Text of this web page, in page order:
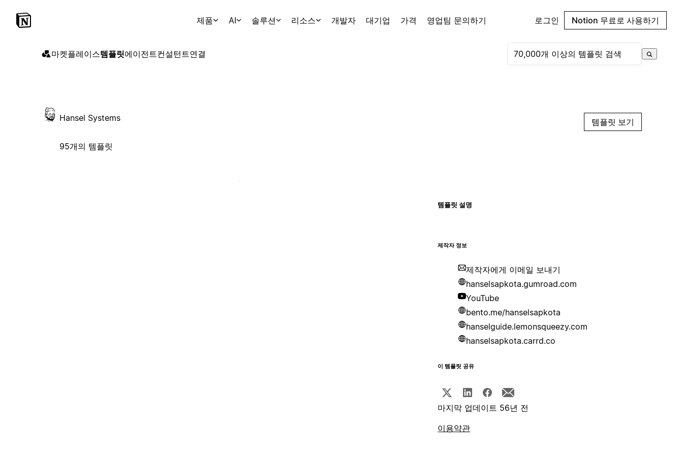
제품 AI 솔루션 리소스 개발자 대기업 가격 영업팀 문의하기 로그인 Notion 무료로 사용하기
마켓플레이스템플릿에이전트컨설턴트연결
Hansel Systems
95개의 템플릿
템플릿 보기
템플릿 설명
제작자 정보
제작자에게 이메일 보내기
hanselsapkota.gumroad.com
YouTube
bento.me/hanselsapkota
hanselguide.lemonsqueezy.com
hanselsapkota.carrd.co
이 템플릿 공유
마지막 업데이트 56년 전
이용약관